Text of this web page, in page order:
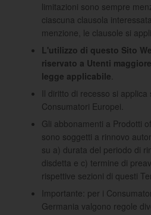
limitazioni sono sempre
ciascuna clausola
menzione, le clausole si
L'utilizzo di questo Sito
riservato a Utenti
legge applicabile.
Il diritto di recesso si
Consumatori Europei.
Gli abbonamenti a Prodotti
sono soggetti a rinnovo
su a) durata del periodo di
disdetta e c) termine di
rispettive sezioni di questi
Importante: per i
Germania valgono regole